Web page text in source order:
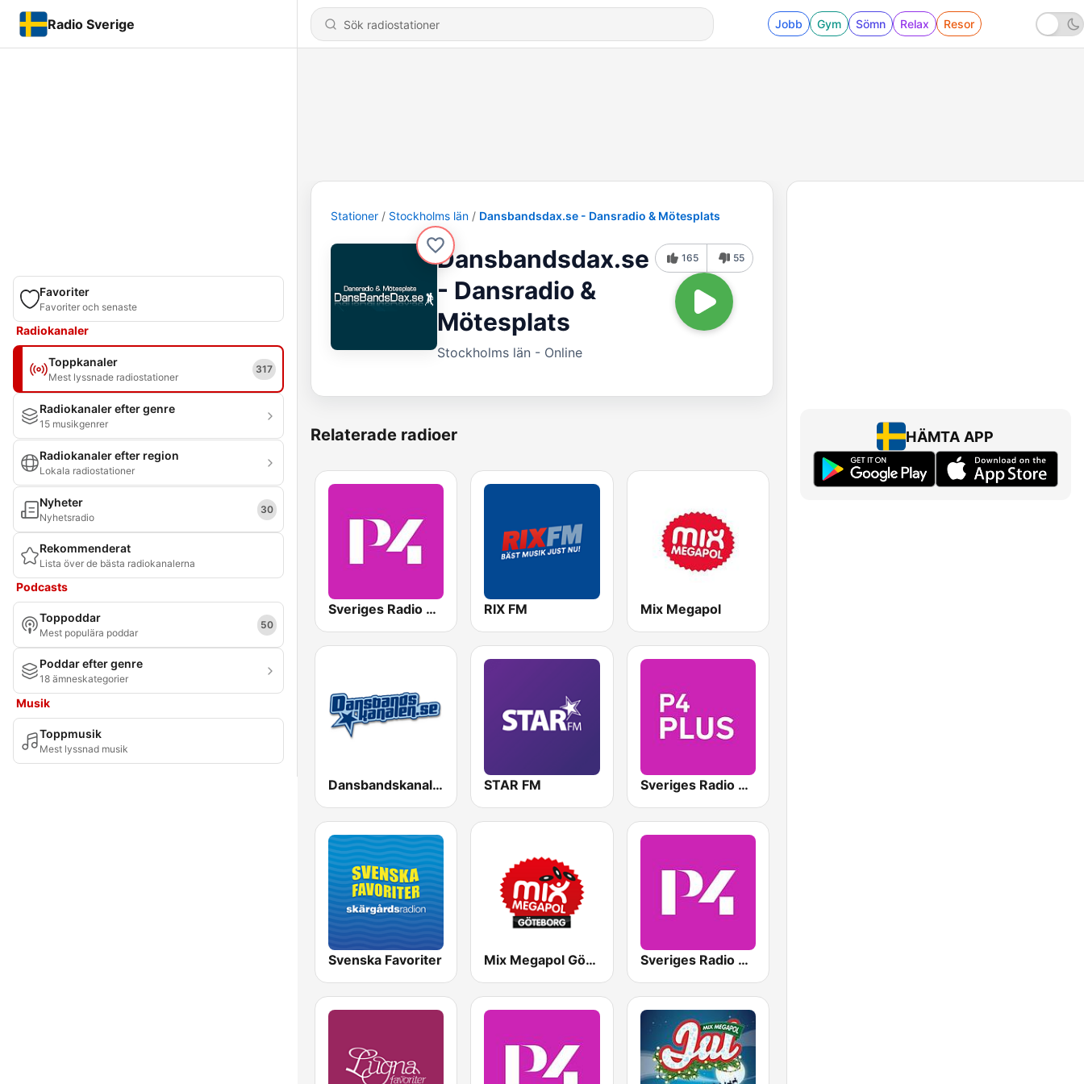
Radio Sverige Jobb Gym Sömn Relax Resor
Favoriter
Favoriter och senaste
Radiokanaler
Toppkanaler
Mest lyssnade radiostationer
317
Radiokanaler efter genre
15 musikgenrer
Radiokanaler efter region
Lokala radiostationer
Nyheter
Nyhetsradio
30
Rekommenderat
Lista över de bästa radiokanalerna
Podcasts
Toppoddar
Mest populära poddar
50
Poddar efter genre
18 ämneskategorier
Musik
Toppmusik
Mest lyssnad musik
Stationer Stockholms län Dansbandsdax.se - Dansradio & Mötesplats
Dansbandsdax.se
- Dansradio &
Mötesplats
Stockholms län - Online
165 55
Relaterade radioer
Sveriges Radio P4 Stockholm RIX FM Mix Megapol
Dansbandskanalen STAR FM Sveriges Radio P4 Plus
Svenska Favoriter Mix Megapol Göteborg Sveriges Radio P4 Malmöhus
HÄMTA APP